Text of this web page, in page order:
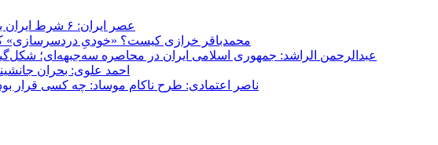
عصر ایران: ۶ شرط ایران برای بازگشایی تنگه هرمز اعلام شد
محمدباقر خرازی کیست؟ «خودیِ دردسرسازی» که
عبدالرحمن الراشد: جمهوری اسلامی ایران در محاصره سه‌جبهه‌ای؛
احمد علوی: بحران
ناصر اعتمادی: طرح ناکام موساد: چه کسی قرار